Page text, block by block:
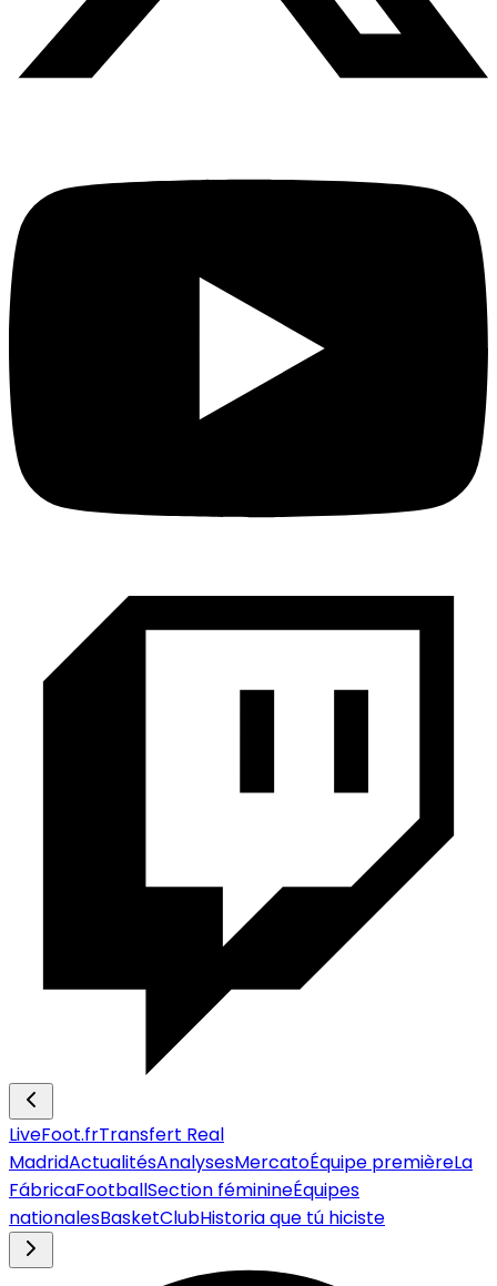
LiveFoot.frTransfert Real
MadridActualitésAnalysesMercatoÉquipe premièreLa
FábricaFootballSection féminineÉquipes
nationalesBasketClubHistoria que tú hiciste